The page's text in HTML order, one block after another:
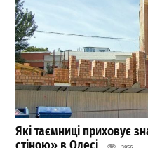
Які таємниці приховує